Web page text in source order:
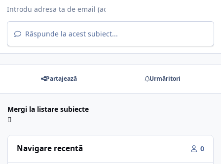
Răspunde la acest subiect...
Partajează Urmăritori
Mergi la listare subiecte
Navigare recentă 0